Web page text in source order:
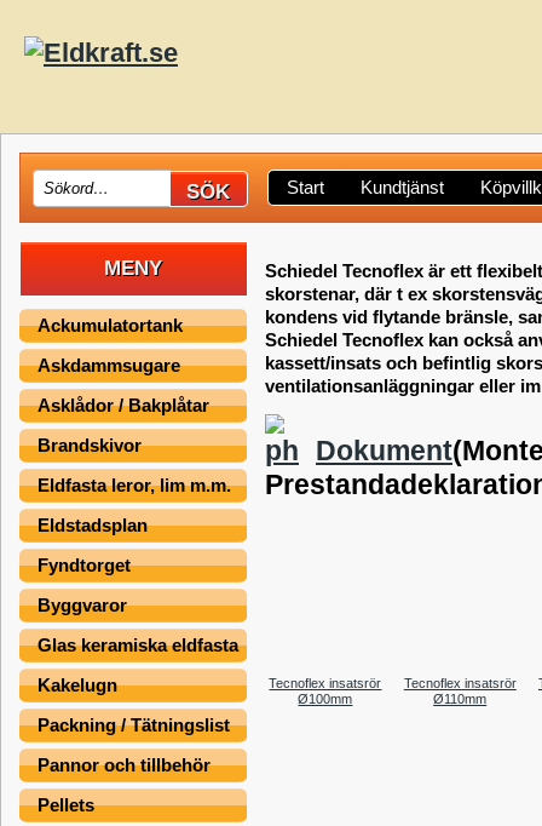
Start Kundtjänst
MENY
Ackumulatortank
Askdammsugare
Asklådor / Bakplåtar
Brandskivor
Eldfasta leror, lim m.m.
Eldstadsplan
Fyndtorget
Byggvaror
Glas keramiska eldfasta
Kakelugn
Packning / Tätningslist
Pannor och tillbehör
Pellets
Schiedel Tecnoflex är ett
skorstenar, där t ex
kondens vid flytande bränsle,
Schiedel Tecnoflex kan också
kassett/insats och befintlig
ventilationsanläggningar eller
Dokument
Tecnoflex insatsrör
Ø100mm
Tecnoflex insatsrör
Ø110mm